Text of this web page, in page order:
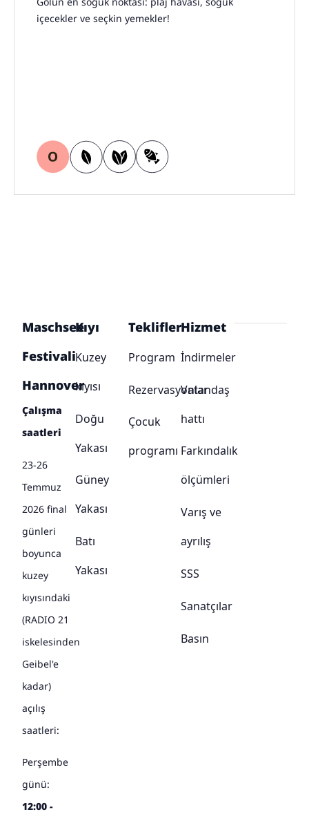
içecekler ve seçkin yemekler!
Maschsee
Festivali
Hannover
Çalışma
saatleri
23-26
Temmuz
2026 final
günleri
boyunca
kuzey
kıyısındaki
(RADIO 21
iskelesinden
Geibel'e
kadar)
açılış
saatleri:
Perşembe
günü:
12:00 -
Kıyı
Kuzey
kıyısı
Doğu
Yakası
Güney
Yakası
Batı
Yakası
Teklifler
Program
Rezervasyonlar
Çocuk
programı
Hizmet
İndirmeler
Vatandaş
hattı
Farkındalık
ölçümleri
Varış ve
ayrılış
SSS
Sanatçılar
Basın